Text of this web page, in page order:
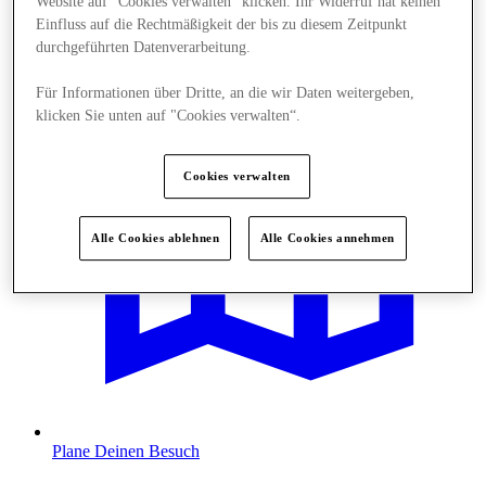
Plane Deinen Besuch
Einfluss auf die Rechtmäßigkeit der bis zu diesem Zeitpunkt
durchgeführten Datenverarbeitung.
Für Informationen über Dritte, an die wir Daten weitergeben,
klicken Sie unten auf "Cookies verwalten“.
Cookies verwalten
Alle Cookies ablehnen Alle Cookies annehmen